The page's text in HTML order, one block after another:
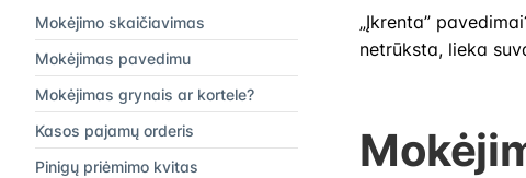
Mokėjimo skaičiavimas
Mokėjimas pavedimu
Mokėjimas grynais ar kortele?
Kasos pajamų orderis
Pinigų priėmimo kvitas
„Įkrenta”
netrūksta, lieka